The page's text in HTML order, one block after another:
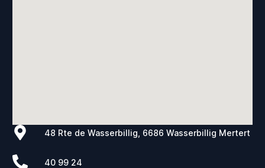
48 Rte de Wasserbillig, 6686 Wasserbillig Mertert
40 99 24